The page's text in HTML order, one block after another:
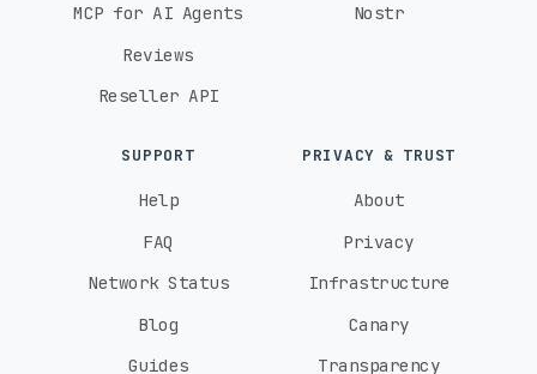
MCP for AI Agents
Reviews
Reseller API
Nostr
SUPPORT
Help
FAQ
Network Status
Blog
Guides
PRIVACY & TRUST
About
Privacy
Infrastructure
Canary
Transparency